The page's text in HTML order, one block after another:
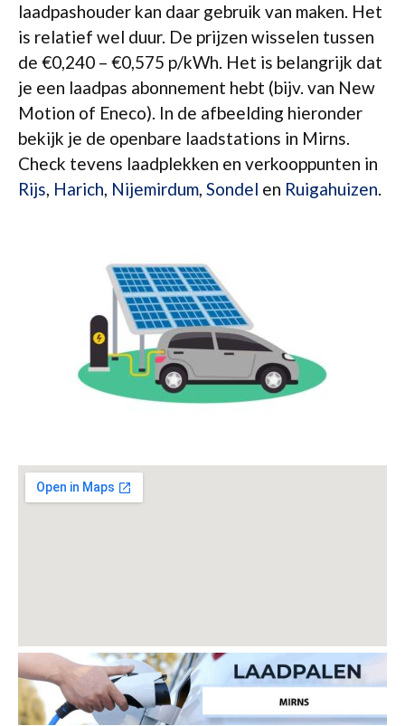
laadpashouder kan daar gebruik van maken. Het
is relatief wel duur. De prijzen wisselen tussen
de €0,240 – €0,575 p/kWh. Het is belangrijk dat
je een laadpas abonnement hebt (bijv. van New
Motion of Eneco). In de afbeelding hieronder
bekijk je de openbare laadstations in Mirns.
Check tevens laadplekken en verkooppunten in
Rijs, Harich, Nijemirdum, Sondel en Ruigahuizen.